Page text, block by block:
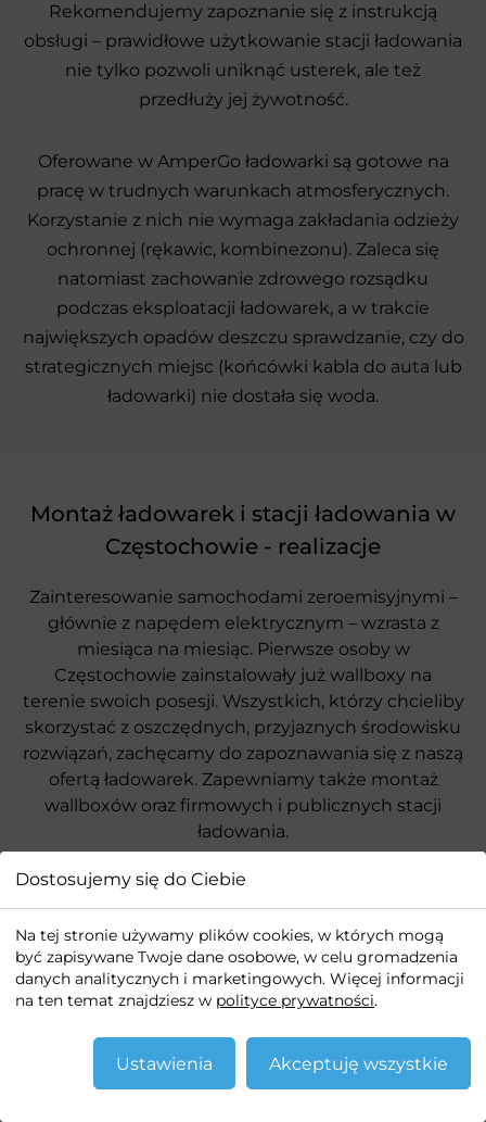
Rekomendujemy zapoznanie się z instrukcją
obsługi – prawidłowe użytkowanie stacji ładowania
nie tylko pozwoli uniknąć usterek, ale też
przedłuży jej żywotność.
Oferowane w AmperGo ładowarki są gotowe na
pracę w trudnych warunkach atmosferycznych.
Korzystanie z nich nie wymaga zakładania odzieży
ochronnej (rękawic, kombinezonu). Zaleca się
natomiast zachowanie zdrowego rozsądku
podczas eksploatacji ładowarek, a w trakcie
największych opadów deszczu sprawdzanie, czy do
strategicznych miejsc (końcówki kabla do auta lub
ładowarki) nie dostała się woda.
Montaż ładowarek i stacji ładowania w
Częstochowie - realizacje
Zainteresowanie samochodami zeroemisyjnymi –
głównie z napędem elektrycznym – wzrasta z
miesiąca na miesiąc. Pierwsze osoby w
Częstochowie zainstalowały już wallboxy na
terenie swoich posesji. Wszystkich, którzy chcieliby
skorzystać z oszczędnych, przyjaznych środowisku
rozwiązań, zachęcamy do zapoznawania się z naszą
ofertą ładowarek. Zapewniamy także montaż
wallboxów oraz firmowych i publicznych stacji
ładowania.
Dostosujemy się do Ciebie
Na tej stronie używamy plików cookies, w których mogą
być zapisywane Twoje dane osobowe, w celu gromadzenia
danych analitycznych i marketingowych. Więcej informacji
na ten temat znajdziesz w polityce prywatności.
Ustawienia Akceptuję wszystkie